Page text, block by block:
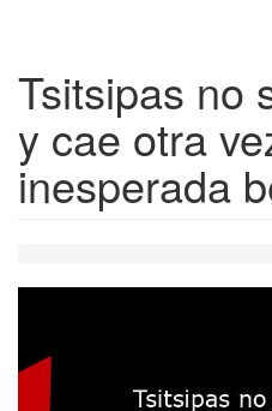
Tsitsipas no
y cae otra
inesperada